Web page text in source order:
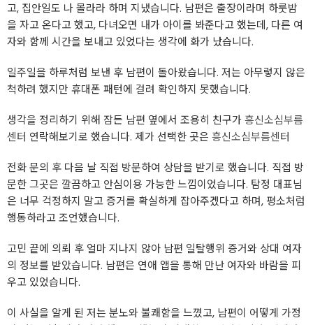
고, 집안일도 나 몰라라 하며 지냈습니다. 남편은 출장이라며 하룻밤
을 자고 온다고 했고, 다녀오면 내가 아이를 봐준다고 했는데, 다른 여
자와 함께 시간을 보내고 있었다는 생각에 화가 났습니다.
일주일을 하루처럼 보낸 후 남편이 돌아왔습니다. 저는 아무렇지 않은
척하려 했지만 휴대폰 패턴에 걸려 확인하지 못했습니다.
생각을 정리하기 위해 잠든 남편 옆에서 조용히 친구가흥신소심부름
센터 연락해보기로 했습니다. 제가 선택한 곳은 흥신소심부름센터
전화 문의 후 다음 날 직접 방문하여 상담을 받기로 했습니다. 직접 방
문한 그곳은 깔끔하고 안심이용 가능한 느낌이었습니다. 탐정 대표님
은 너무 걱정하지 말고 증거를 확실하게 잡아주겠다고 하며, 평소처럼
행동하라고 조언했습니다.
고민 끝에 의뢰 후 얼마 지나지 않아 남편 일탈행위 증거와 상대 여자
의 정보를 받았습니다. 남편은 연애 앱을 통해 만난 여자와 바람을 피
우고 있었습니다.
이 사실을 알게 된 저는 분노와 불쾌함을 느꼈고, 남편이 어떻게 가정